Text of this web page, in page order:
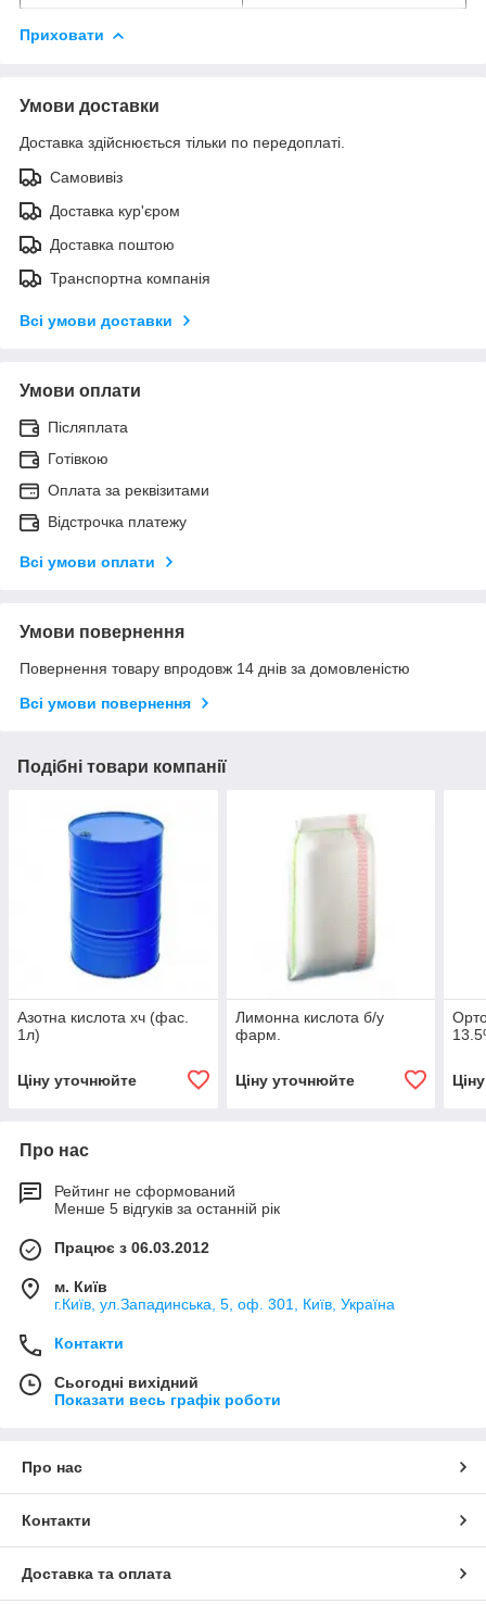
Приховати
Умови доставки
Доставка здійснюється тільки по передоплаті.
Самовивіз
Доставка кур'єром
Доставка поштою
Транспортна компанія
Всі умови доставки
Умови оплати
Післяплата
Готівкою
Оплата за реквізитами
Відстрочка платежу
Всі умови оплати
Умови повернення
Повернення товару впродовж 14 днів за домовленістю
Всі умови повернення
Подібні товари компанії
Азотна кислота хч (фас.
1л)
Ціну уточнюйте
Лимонна кислота б/у
фарм.
Ціну уточнюйте
Про нас
Рейтинг не сформований
Менше 5 відгуків за останній рік
Працює з 06.03.2012
м. Київ
г.Київ, ул.Западинська, 5, оф. 301, Київ, Україна
Контакти
Сьогодні вихідний
Показати весь графік роботи
Про нас
Контакти
Доставка та оплата